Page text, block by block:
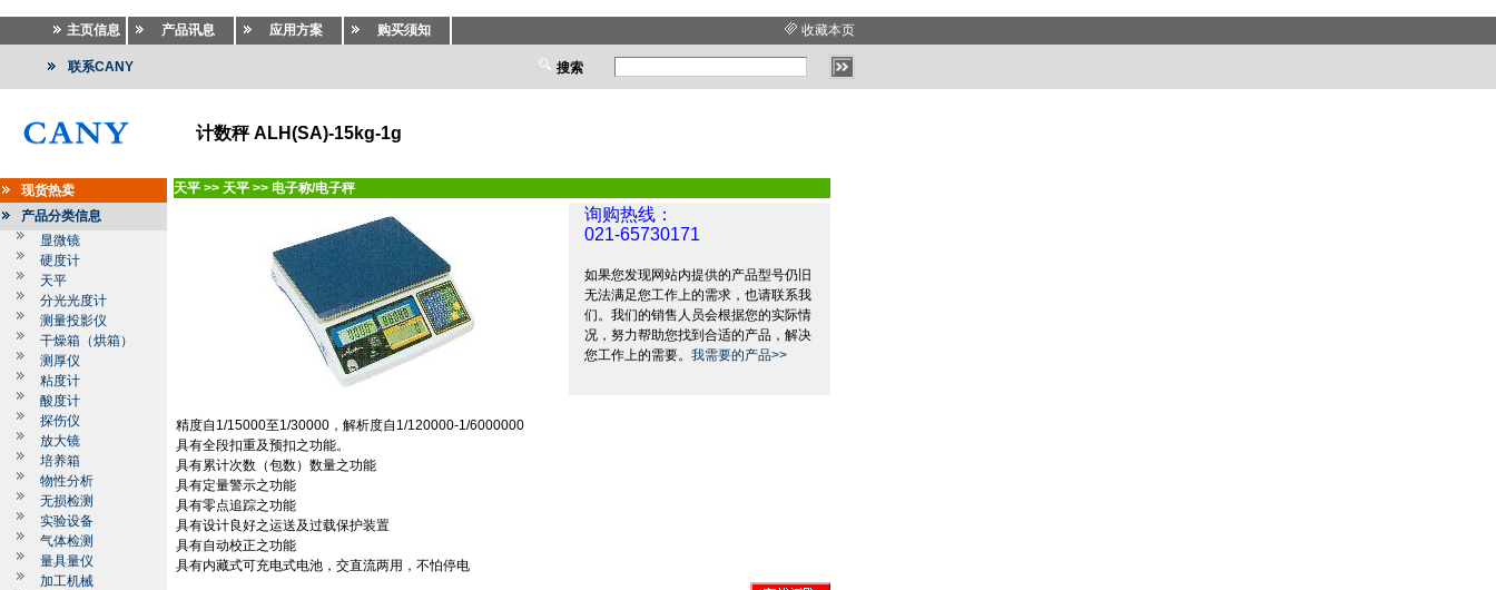
主页信息 产品讯息 应用方案 购买须知 收藏本页
联系CANY 搜索
计数秤 ALH(SA)-15kg-1g
现货热卖
产品分类信息
显微镜
硬度计
天平
分光光度计
测量投影仪
干燥箱（烘箱）
测厚仪
粘度计
酸度计
探伤仪
放大镜
培养箱
物性分析
无损检测
实验设备
气体检测
量具量仪
加工机械
天平 >> 天平 >> 电子称/电子秤
询购热线：
021-65730171
如果您发现网站内提供的产品型号仍旧
无法满足您工作上的需求，也请联系我
们。我们的销售人员会根据您的实际情
况，努力帮助您找到合适的产品，解决
您工作上的需要。 我需要的产品>>
精度自 1/15000至1/30000 ，解析度自 1/120000-1/6000000
具有全段扣重及预扣之功能。
具有累计次数（包数）数量之功能
具有定量警示之功能
具有零点追踪之功能
具有设计良好之运送及过载保护装置
具有自动校正之功能
具有内藏式可充电式电池，交直流两用，不怕停电